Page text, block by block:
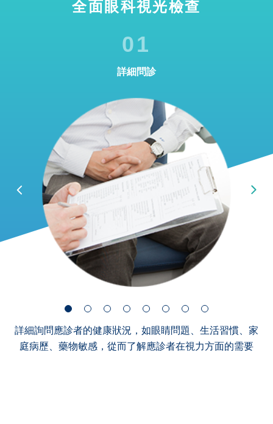
全面眼科視光檢查
01
詳細問診
詳細詢問應診者的健康狀況，如眼睛問題、生活習慣、家
庭病歷、藥物敏感，從而了解應診者在視力方面的需要